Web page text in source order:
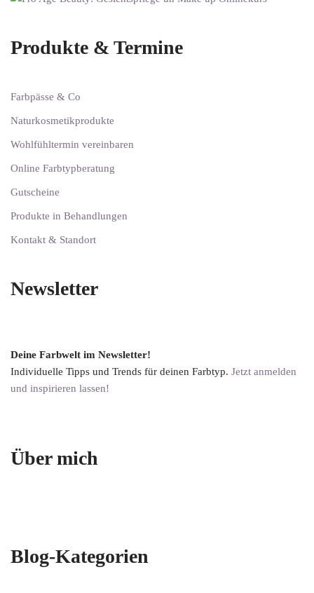
Produkte & Termine
Farbpässe & Co
Naturkosmetikprodukte
Wohlfühltermin vereinbaren
Online Farbtypberatung
Gutscheine
Produkte in Behandlungen
Kontakt & Standort
Newsletter
Deine Farbwelt im Newsletter!
Individuelle Tipps und Trends für deinen Farbtyp. Jetzt anmelden
und inspirieren lassen!
Über mich
Blog-Kategorien